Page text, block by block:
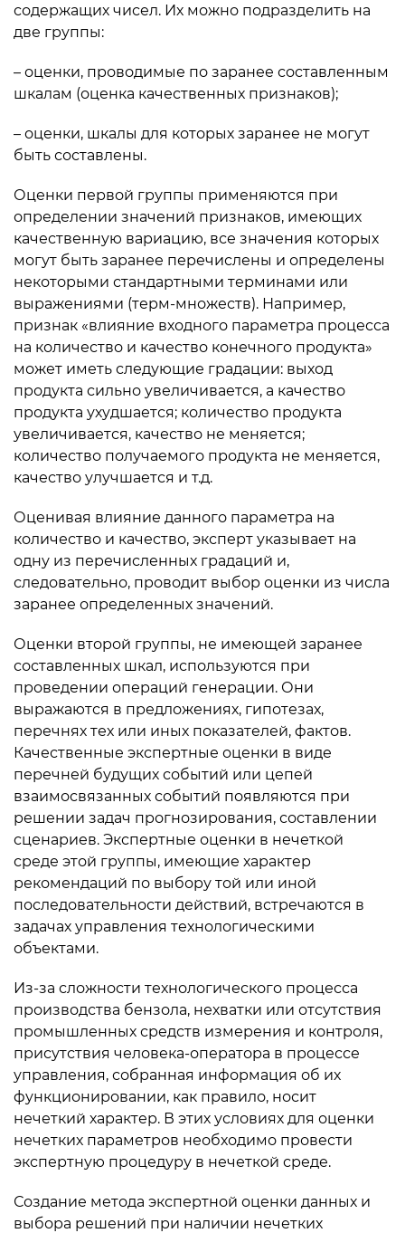
содер­жащих чисел. Их можно подразделить на
две группы:
– оценки, проводимые по заранее составленным
шкалам (оценка качественных признаков);
– оценки, шкалы для которых заранее не могут
быть состав­лены.
Оценки первой группы применяются при
определении зна­чений признаков, имеющих
качественную вариацию, все значе­ния которых
могут быть заранее перечислены и определены
не­которыми стандартными терминами или
выражениями (терм-множеств). Напри­мер,
признак «влияние входного параметра процесса
на ко­личество и качество конечного продукта»
может иметь следующие градации: выход
продукта сильно увеличивается, а качество
продук­та ухудшается; количество продукта
увеличивается, качество не меняется;
количество получаемого продукта не меняется,
качество улучшается и т.д.
Оценивая влияние данного параметра на
количество и каче­ство, эксперт указывает на
одну из перечисленных градаций и,
следовательно, проводит выбор оценки из числа
заранее опре­деленных значений.
Оценки второй группы, не имеющей заранее
составленных шкал, используются при
проведении операций генерации. Они
выражаются в предложениях, гипотезах,
перечнях тех или иных показателей, фактов.
Качественные экспертные оценки в виде
перечней будущих событий или цепей
взаимосвязанных собы­тий появляются при
решении задач прогнозирования, составле­нии
сценариев. Экспертные оценки в нечеткой
среде этой груп­пы, имеющие характер
рекомендаций по выбору той или иной
последовательности действий, встречаются в
задачах управле­ния технологическими
объектами.
Из-за сложности технологического процесса
производства бензола, нехватки или отсутствия
промышленных средств измерения и контроля,
присутствия человека-оператора в процессе
управления, собранная информация об их
функцио­нировании, как правило, носит
нечеткий характер. В этих усло­виях для оценки
нечетких параметров необходимо провести
экспертную процедуру в нечеткой среде.
Создание метода экспертной оценки данных и
выбора решений при наличии нечетких